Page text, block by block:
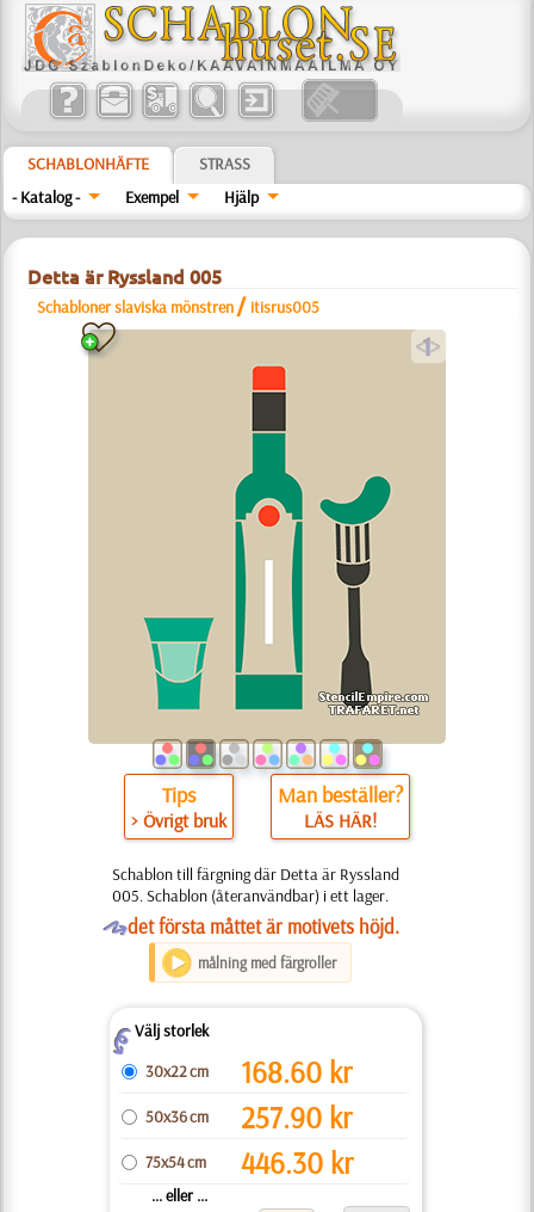
SCHABLONHÄFTE
STRASS
- Katalog -
Exempel Hjälp
Detta är Ryssland 005
Schabloner slaviska mönstren / itisrus005
a
Tips
> Övrigt bruk
Man beställer?
LÄS HÄR!
Schablon till färgning där Detta är Ryssland
005. Schablon (återanvändbar) i ett lager.
Odet första måttet är motivets höjd.
målning med färgroller
ZVälj storlek
30x22 cm
168.60 kr
50x36 cm 257.90 kr
75x54 cm 446.30 kr
... eller ...